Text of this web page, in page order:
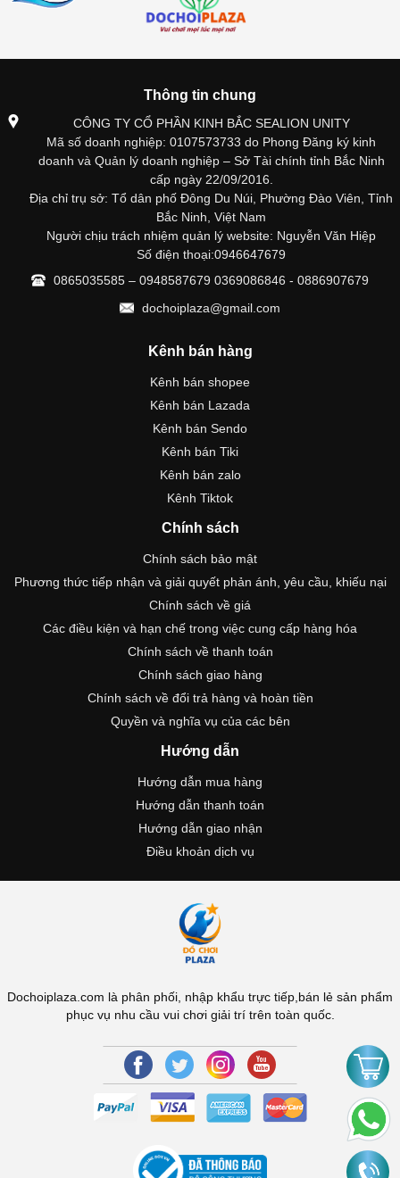
Thông tin chung
CÔNG TY CỔ PHẦN KINH BẮC SEALION UNITY
Mã số doanh nghiệp: 0107573733 do Phong Đăng ký kinh
doanh và Quản lý doanh nghiệp – Sở Tài chính tỉnh Bắc Ninh
cấp ngày 22/09/2016.
Địa chỉ trụ sở: Tổ dân phố Đông Du Núi, Phường Đào Viên, Tỉnh
Bắc Ninh, Việt Nam
Người chịu trách nhiệm quản lý website: Nguyễn Văn Hiệp
Số điện thoại:0946647679
0865035585 – 0948587679 0369086846 - 0886907679
dochoiplaza@gmail.com
Kênh bán hàng
Kênh bán shopee
Kênh bán Lazada
Kênh bán Sendo
Kênh bán Tiki
Kênh bán zalo
Kênh Tiktok
Chính sách
Chính sách bảo mật
Phương thức tiếp nhận và giải quyết phản ánh, yêu cầu, khiếu nại
Chính sách về giá
Các điều kiện và hạn chế trong việc cung cấp hàng hóa
Chính sách về thanh toán
Chính sách giao hàng
Chính sách về đổi trả hàng và hoàn tiền
Quyền và nghĩa vụ của các bên
Hướng dẫn
Hướng dẫn mua hàng
Hướng dẫn thanh toán
Hướng dẫn giao nhận
Điều khoản dịch vụ
Dochoiplaza.com là phân phối, nhập khẩu trực tiếp,bán lẻ sản phẩm
phục vụ nhu cầu vui chơi giải trí trên toàn quốc.